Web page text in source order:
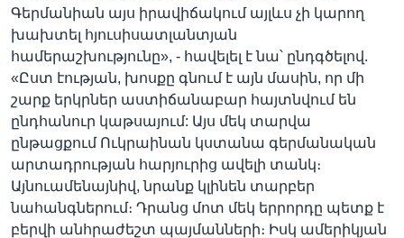
Գերմանիան այս իրավիճակում այլևս չի կարող
խախտել հյուսիսատլանտյան
համերաշխությունը», - հավելել է նա՝ ընդգծելով.
«Ըստ էության, խոսքը գնում է այն մասին, որ մի
շարք երկրներ աստիճանաբար հայտնվում են
ընդհանուր կաթսայում: Այս մեկ տարվա
ընթացքում Ուկրաինան կստանա գերմանական
արտադրության հարյուրից ավելի տանկ։
Այնուամենայնիվ, նրանք կլինեն տարբեր
նահանգներում։ Դրանց մոտ մեկ երրորդը պետք է
բերվի անհրաժեշտ պայմանների։ Իսկ ամերիկյան